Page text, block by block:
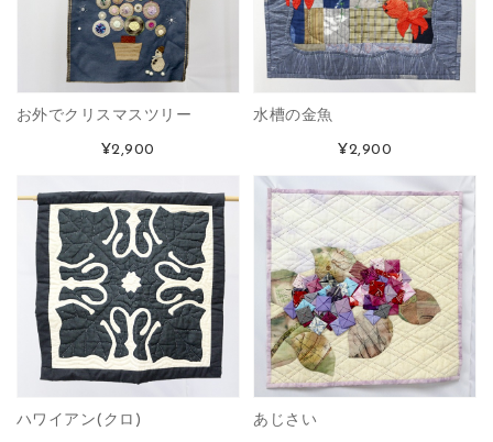
お外でクリスマスツリー
¥2,900
水槽の金魚
¥2,900
ハワイアン(クロ) あじさい